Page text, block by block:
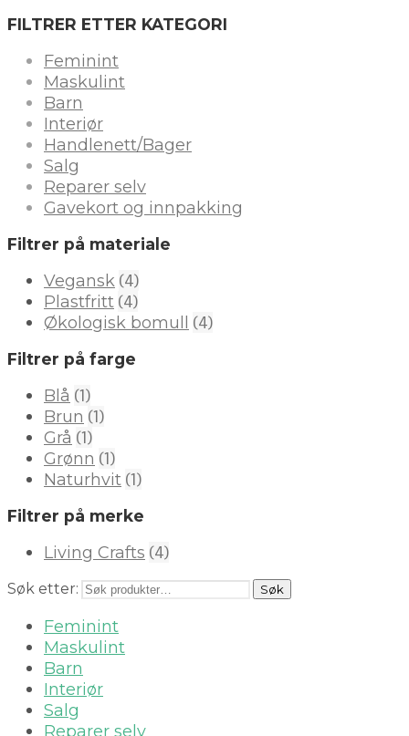
FILTRER ETTER KATEGORI
Feminint
Maskulint
Barn
Interiør
Handlenett/Bager
Salg
Reparer selv
Gavekort og innpakking
Filtrer på materiale
Vegansk (4)
Plastfritt (4)
Økologisk bomull (4)
Filtrer på farge
Blå (1)
Brun (1)
Grå (1)
Grønn (1)
Naturhvit (1)
Filtrer på merke
Living Crafts (4)
Søk etter: Søk
Feminint
Maskulint
Barn
Interiør
Salg
Reparer selv